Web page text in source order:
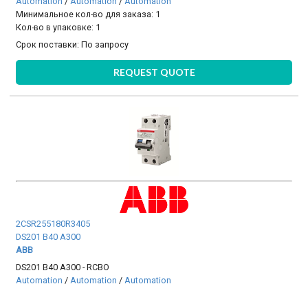
Минимальное кол-во для заказа: 1
Кол-во в упаковке: 1
Срок поставки:По запросу
REQUEST QUOTE
2CSR255180R3405
DS201 B40 A300
ABB
DS201 B40 A300 - RCBO
Automation /Automation /Automation